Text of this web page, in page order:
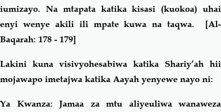
iumizayo. Na mtapata katika kisasi (kuokoa) uhai
enyi wenye akili ili mpate kuwa na taqwa.
[Al-
Baqarah: 178 - 179]
Lakini kuna visivyohesabiwa katika Shariy’ah hii
mojawapo imetajwa katika Aayah yenyewe nayo ni:
Ya Kwanza: Jamaa za mtu aliyeuliwa wanaweza